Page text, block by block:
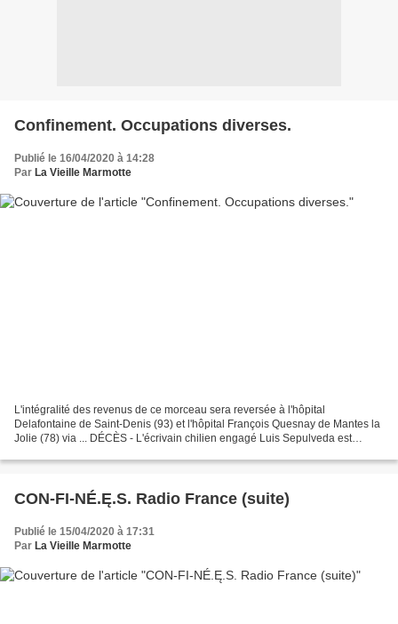
Confinement. Occupations diverses.
Publié le 16/04/2020 à 14:28
Par La Vieille Marmotte
L'intégralité des revenus de ce morceau sera reversée à l'hôpital
Delafontaine de Saint-Denis (93) et l'hôpital François Quesnay de Mantes la
Jolie (78) via ... DÉCÈS - L'écrivain chilien engagé Luis Sepulveda est
CON-FI-NÉ.Ę.S. Radio France (suite)
Publié le 15/04/2020 à 17:31
Par La Vieille Marmotte